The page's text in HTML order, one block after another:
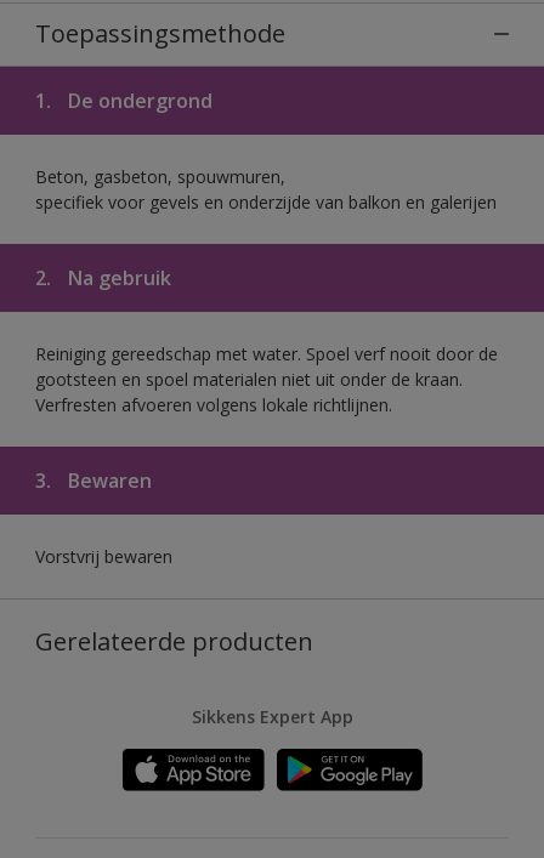
Toepassingsmethode
1. De ondergrond
Beton, gasbeton, spouwmuren,
specifiek voor gevels en onderzijde van balkon en galerijen
2. Na gebruik
Reiniging gereedschap met water. Spoel verf nooit door de
gootsteen en spoel materialen niet uit onder de kraan.
Verfresten afvoeren volgens lokale richtlijnen.
3. Bewaren
Vorstvrij bewaren
Gerelateerde producten
Sikkens Expert App